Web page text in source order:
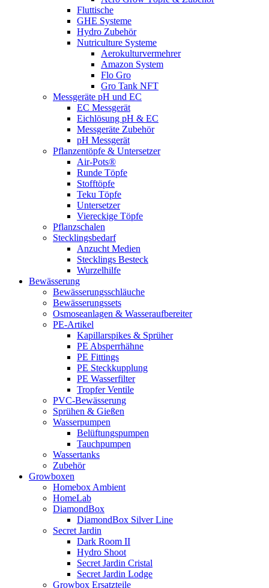
Fluttische
GHE Systeme
Hydro Zubehör
Nutriculture Systeme
Aerokulturvermehrer
Amazon System
Flo Gro
Gro Tank NFT
Messgeräte pH und EC
EC Messgerät
Eichlösung pH & EC
Messgeräte Zubehör
pH Messgerät
Pflanzentöpfe & Untersetzer
Air-Pots®
Runde Töpfe
Stofftöpfe
Teku Töpfe
Untersetzer
Viereckige Töpfe
Pflanzschalen
Stecklingsbedarf
Anzucht Medien
Stecklings Besteck
Wurzelhilfe
Bewässerung
Bewässerungsschläuche
Bewässerungssets
Osmoseanlagen & Wasseraufbereiter
PE-Artikel
Kapillarspikes & Sprüher
PE Absperrhähne
PE Fittings
PE Steckkupplung
PE Wasserfilter
Tropfer Ventile
PVC-Bewässerung
Sprühen & Gießen
Wasserpumpen
Belüftungspumpen
Tauchpumpen
Wassertanks
Zubehör
Growboxen
Homebox Ambient
HomeLab
DiamondBox
DiamondBox Silver Line
Secret Jardin
Dark Room II
Hydro Shoot
Secret Jardin Cristal
Secret Jardin Lodge
Growbox Ersatzteile